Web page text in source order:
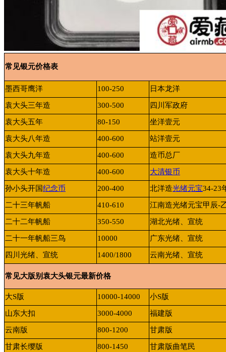
常见银元价格表
墨西哥鹰洋 100-250 日本龙洋
袁大头三年造 300-500 四川军政府
袁大头五年 80-150 坐洋壹元
袁大头八年造 400-600 站洋壹元
袁大头九年造 400-600 造币总厂
袁大头十年造 400-600 大清银币
孙小头开国纪念币 200-400 北洋造光绪元宝34-23
二十三年帆船 410-610 江南造光绪元宝甲辰-
二十二年帆船 350-550 湖北光绪、宣统
二十一年帆船三鸟 10000 广东光绪、宣统
四川光绪、宣统 1400/1800 云南光绪、宣统
常见大版别袁大头银元最新价格
大S版 10000-14000 小S版
山东大扣 3000-4000 福建版
云南版 800-1200 甘肃版
甘肃长缨版 800-1450 甘肃版曲笔民